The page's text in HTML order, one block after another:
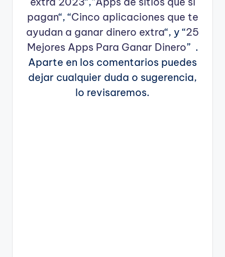
pagan“, “Cinco aplicaciones que te
ayudan a ganar dinero extra“, y “25
Mejores Apps Para Ganar Dinero” .
Aparte en los comentarios puedes
dejar cualquier duda o sugerencia,
lo revisaremos.